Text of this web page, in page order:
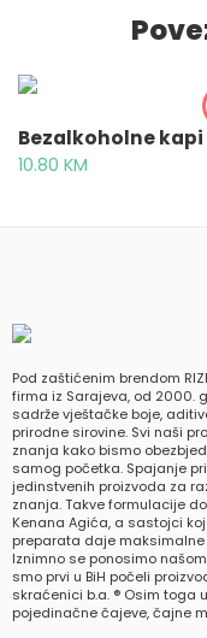
10.80 KM
Pod zaštićenim brendom
firma iz Sarajeva, od 2000.
sadrže vještačke boje,
prirodne sirovine. Svi naši
znanja kako bismo
samog početka. Spajanje
jedinstvenih proizvoda za
znanja. Takve formulacije
Kenana Agića, a sastojci
preparata daje
Iznimno se ponosimo
smo prvi u BiH počeli
skraćenici b.a. ® Osim toga
pojedinačne čajeve, čajne